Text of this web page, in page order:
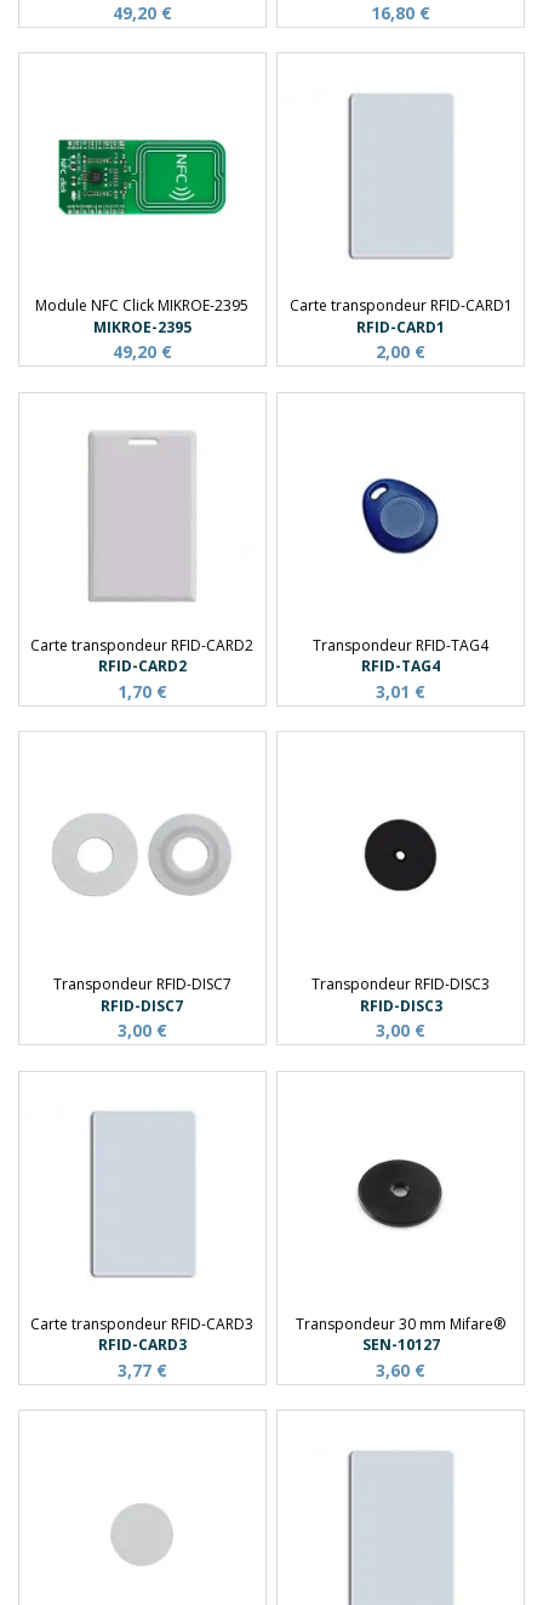
49,20 € 16,80 €
Module NFC Click MIKROE-2395
MIKROE-2395
49,20 €
Carte transpondeur RFID-CARD1
RFID-CARD1
2,00 €
Carte transpondeur RFID-CARD2
RFID-CARD2
1,70 €
Transpondeur RFID-TAG4
RFID-TAG4
3,01 €
Transpondeur RFID-DISC7
RFID-DISC7
3,00 €
Transpondeur RFID-DISC3
RFID-DISC3
3,00 €
Carte transpondeur RFID-CARD3
RFID-CARD3
3,77 €
Transpondeur 30 mm Mifare®
SEN-10127
3,60 €